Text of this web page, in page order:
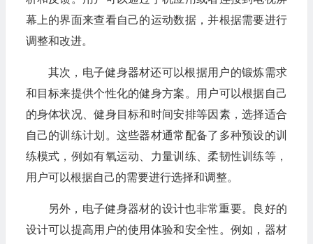
幕上的界面来查看自己的运动数据，并根据需要进行
调整和改进。
其次，电子健身器材还可以根据用户的锻炼需求
和目标来提供个性化的健身方案。用户可以根据自己
的身体状况、健身目标和时间安排等因素，选择适合
自己的训练计划。这些器材通常配备了多种预设的训
练模式，例如有氧运动、力量训练、柔韧性训练等，
用户可以根据自己的需要进行选择和调整。
另外，电子健身器材的设计也非常重要。良好的
设计可以提高用户的使用体验和安全性。例如，器材